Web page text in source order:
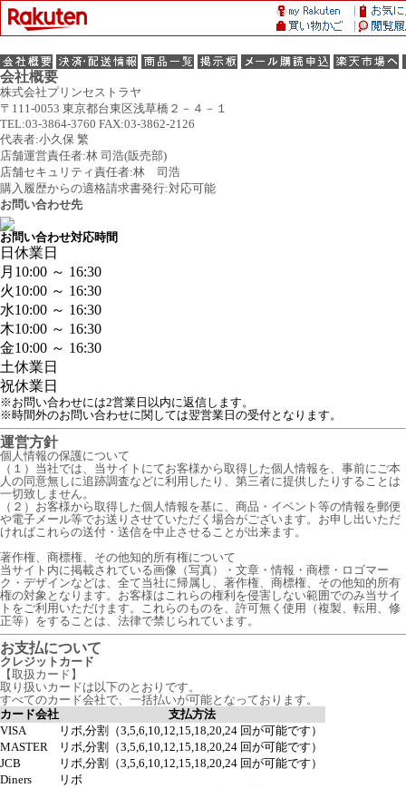
会社概要
株式会社プリンセストラヤ
〒111-0053 東京都台東区浅草橋２－４－１
TEL:03-3864-3760 FAX:03-3862-2126
代表者:小久保 繁
店舗運営責任者:林 司浩(販売部)
店舗セキュリティ責任者:林 司浩
購入履歴からの適格請求書発行:対応可能
お問い合わせ先
お問い合わせ対応時間
日 休業日
月 10:00 ～ 16:30
火10:00 ～ 16:30
水10:00 ～ 16:30
木10:00 ～ 16:30
金10:00 ～ 16:30
土休業日
祝休業日
※お問い合わせには2営業日以内に返信します。
※時間外のお問い合わせに関しては翌営業日の受付となります。
運営方針
個人情報の保護について
（１）当社では、当サイトにてお客様から取得した個人情報を、事前にご本
人の同意無しに追跡調査などに利用したり、第三者に提供したりすることは
一切致しません。
（２）お客様から取得した個人情報を基に、商品・イベント等の情報を郵便
や電子メール等でお送りさせていただく場合がございます。お申し出いただ
ければこれらの送付・送信を中止させることが出来ます。
著作権、商標権、その他知的所有権について
当サイト内に掲載されている画像（写真）・文章・情報・商標・ロゴマー
ク・デザインなどは、全て当社に帰属し、著作権、商標権、その他知的所有
権の対象となります。お客様はこれらの権利を侵害しない範囲でのみ当サイ
トをご利用いただけます。これらのものを、許可無く使用（複製、転用、修
正等）をすることは、法律で禁じられています。
お支払について
クレジットカード
【取扱カード】
取り扱いカードは以下のとおりです。
すべてのカード会社で、一括払いが可能となっております。
カード会社
支払方法
VISA
リボ,分割（3,5,6,10,12,15,18,20,24 回が可能です）
MASTER
リボ,分割（3,5,6,10,12,15,18,20,24 回が可能です）
JCB
リボ,分割（3,5,6,10,12,15,18,20,24 回が可能です）
Diners
リボ